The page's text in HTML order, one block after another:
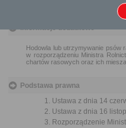
Organ właściwy dla załatwienia
Informacje dodatkowe
Hodowla lub utrzymywanie psów
w rozporządzeniu Ministra
chartów rasowych oraz ich
Podstawa prawna
Ustawa z dnia 14
Ustawa z dnia 16
Rozporządzenie